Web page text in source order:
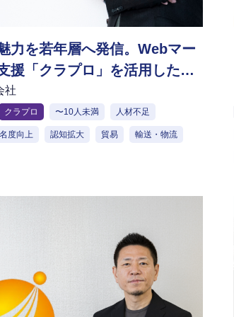
力を若年層へ発信。Webマー
援「クラプロ」を活用した知
り組み
社
クラプロ 〜10人未満 人材不足
度向上 認知拡大 貿易 輸送・物流